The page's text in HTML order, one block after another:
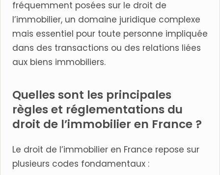
fréquemment posées sur le droit de
l’immobilier, un domaine juridique complexe
mais essentiel pour toute personne impliquée
dans des transactions ou des relations liées
aux biens immobiliers.
Quelles sont les principales
règles et réglementations du
droit de l’immobilier en France ?
Le droit de l’immobilier en France repose sur
plusieurs codes fondamentaux :